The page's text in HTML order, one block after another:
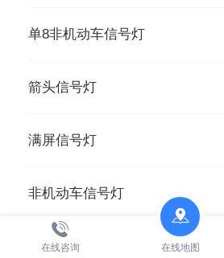
单8非机动车信号灯
箭头信号灯
满屏信号灯
非机动车信号灯
调头信号灯
在线咨询 在线地图